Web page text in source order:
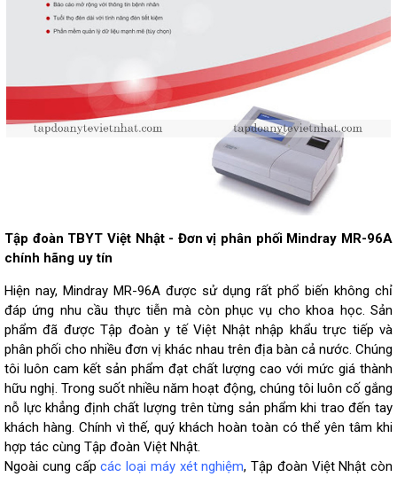
Tập đoàn TBYT Việt Nhật - Đơn vị phân phối Mindray MR-96A
chính hãng uy tín
Hiện nay, Mindray MR-96A được sử dụng rất phổ biến không chỉ
đáp ứng nhu cầu thực tiễn mà còn phục vụ cho khoa học. Sản
phẩm đã được Tập đoàn y tế Việt Nhật nhập khẩu trực tiếp và
phân phối cho nhiều đơn vị khác nhau trên địa bàn cả nước. Chúng
tôi luôn cam kết sản phẩm đạt chất lượng cao với mức giá thành
hữu nghị. Trong suốt nhiều năm hoạt động, chúng tôi luôn cố gắng
nỗ lực khẳng định chất lượng trên từng sản phẩm khi trao đến tay
khách hàng. Chính vì thế, quý khách hoàn toàn có thể yên tâm khi
hợp tác cùng Tập đoàn Việt Nhật.
Ngoài cung cấpcác loại máy xét nghiệm, Tập đoàn Việt Nhật còn